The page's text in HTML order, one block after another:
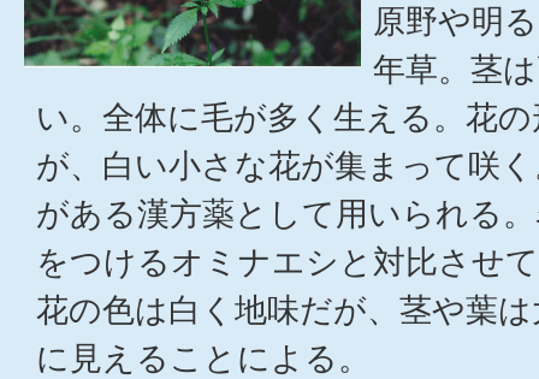
原野や明
年草。茎
い。全体に毛が多く生える。花
が、白い小さな花が集まって咲
がある漢方薬として用いられる
をつけるオミナエシと対比させ
花の色は白く地味だが、茎や葉
に見えることによる。